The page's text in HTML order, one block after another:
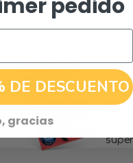
+
en
pedido
DE DESCUENTO
gracias